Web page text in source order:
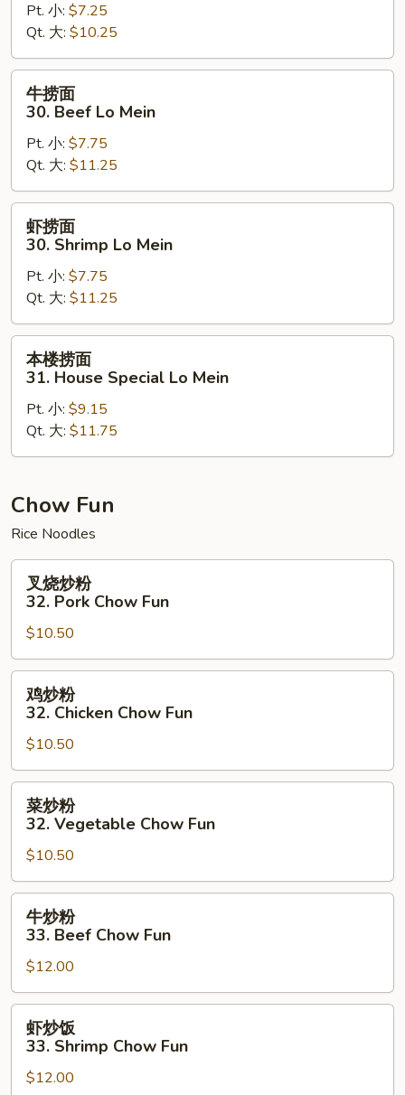
29.
Veg.
Lo
Mein
Pt. 小: $7.25
Qt. 大: $10.25
30.
Beef
Lo
Mein
牛捞面
30. Beef Lo Mein
Pt. 小: $7.75
Qt. 大: $11.25
30.
Shrimp
Lo
Mein
虾捞面
30. Shrimp Lo Mein
Pt. 小: $7.75
Qt. 大: $11.25
31.
House
Lo
本楼捞面
31. House Special Lo Mein
Pt. 小: $9.15
Qt. 大: $11.75
Chow Fun
Rice Noodles
32.
Pork
Chow
Fun
叉烧炒粉
32. Pork Chow Fun
$10.50
32.
Chicken
Chow
Fun
鸡炒粉
32. Chicken Chow Fun
$10.50
32.
Vegetable
Chow
Fun
菜炒粉
32. Vegetable Chow Fun
$10.50
33.
Beef
Chow
Fun
牛炒粉
33. Beef Chow Fun
$12.00
33.
虾炒饭
33. Shrimp Chow Fun
$12.00